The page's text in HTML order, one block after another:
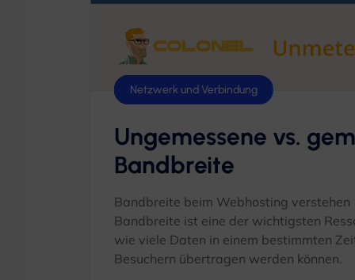
Hosting-Tipps
BGP & Routenführung
Linux
Netzwerk und Verbindung
Ungemessene vs.
Bandbreite
Bandbreite beim Webhosting verstehen
Bandbreite ist eine der wichtigsten
wie viele Daten in einem bestimmten
Besuchern übertragen werden können.